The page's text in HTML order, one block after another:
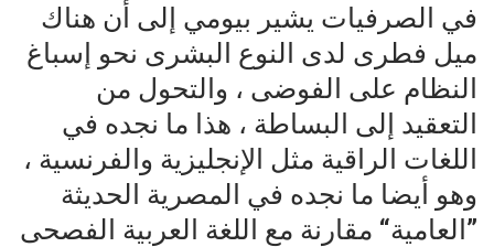
في الصرفيات يشير بيومي إلى أن هناك
ميل فطرى لدى النوع البشرى نحو إسباغ
النظام على الفوضى ، والتحول من
التعقيد إلى البساطة ، هذا ما نجده في
اللغات الراقية مثل الإنجليزية والفرنسية ،
وهو أيضا ما نجده في المصرية الحديثة
”العامية“ مقارنة مع اللغة العربية الفصحى